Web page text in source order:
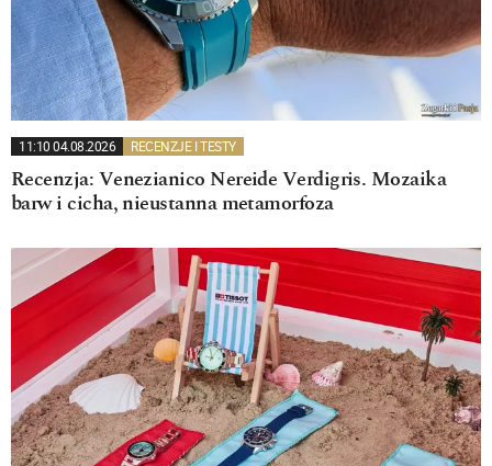
11:10 04.08.2026 RECENZJE I TESTY
Recenzja: Venezianico Nereide Verdigris. Mozaika
barw i cicha, nieustanna metamorfoza